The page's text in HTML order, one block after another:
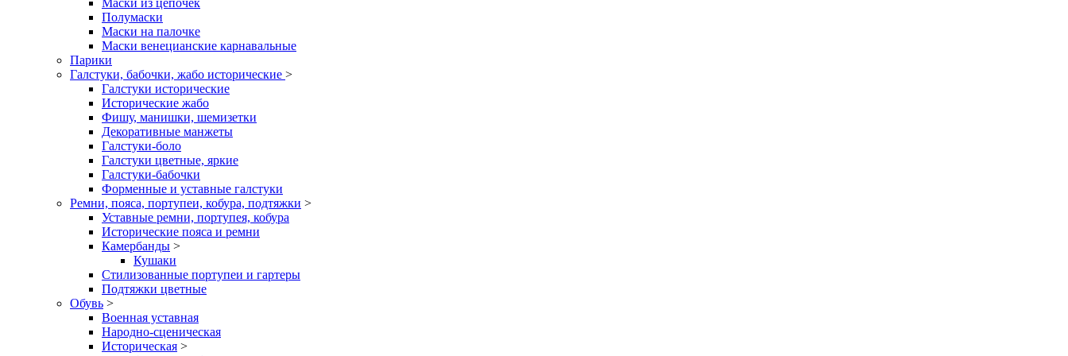
Маски из цепочек
Полумаски
Маски на палочке
Маски венецианские карнавальные
Парики
Галстуки, бабочки, жабо исторические >
Галстуки исторические
Исторические жабо
Фишу, манишки, шемизетки
Декоративные манжеты
Галстуки-боло
Галстуки цветные, яркие
Галстуки-бабочки
Форменные и уставные галстуки
Ремни, пояса, портупеи, кобура, подтяжки >
Уставные ремни, портупея, кобура
Исторические пояса и ремни
Камербанды >
Кушаки
Стилизованные портупеи и гартеры
Подтяжки цветные
Обувь >
Военная уставная
Народно-сценическая
Историческая >